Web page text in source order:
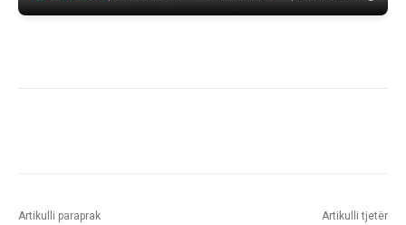
Artikulli paraprak Artikulli tjetër